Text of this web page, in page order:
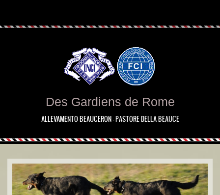
Des Gardiens de Rome
ALLEVAMENTO BEAUCERON - PASTORE DELLA BEAUCE